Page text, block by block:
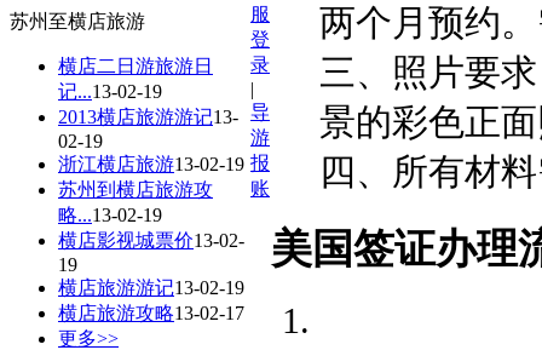
苏州至横店旅游
横店二日游旅游日
记...13-02-19
2013横店旅游游记13-
02-19
浙江横店旅游13-02-19
苏州到横店旅游攻
略...13-02-19
横店影视城票价13-02-
19
横店旅游游记13-02-19
横店旅游攻略13-02-17
更多>>
两个月预约
三、照片要
景的彩色正
四、所有材
美国签证办理
服
登
录
|
导
游
报
账